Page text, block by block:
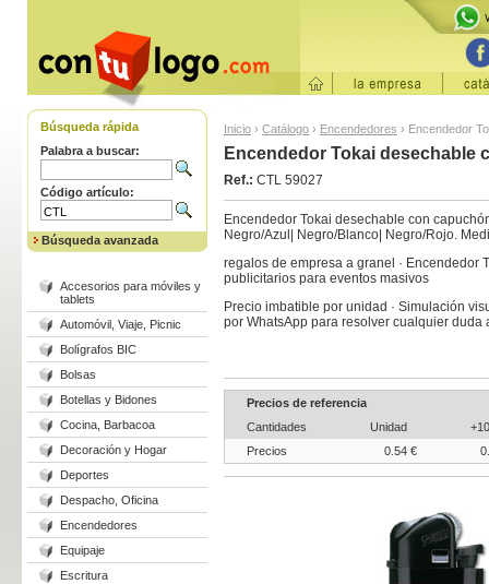
Búsqueda rápida
Palabra a buscar:
Código artículo:
Búsqueda avanzada
Accesorios para móviles y
tablets
Automóvil, Viaje, Picnic
Bolígrafos BIC
Bolsas
Botellas y Bidones
Cocina, Barbacoa
Decoración y Hogar
Deportes
Despacho, Oficina
Encendedores
Equipaje
Escritura
Inicio › Catálogo › Encendedores › Encendedor
Encendedor Tokai desechable
Ref.: CTL 59027
Encendedor Tokai desechable con
Negro/Azul| Negro/Blanco| Negro/Rojo.
regalos de empresa a granel · Encendedor
publicitarios para eventos masivos
Precio imbatible por unidad · Simulación
por WhatsApp para resolver cualquier duda
Precios de referencia
Cantidades
Unidad
Precios
0.54 €